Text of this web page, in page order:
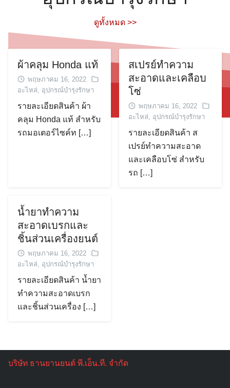
Search
for:
Search
ดูทั้งหมด >>
ผ้าคลุม Honda แท้
พฤษภาคม 16, 2022
อะไหล่, อุปกรณ์บำรุงรักษา
รายละเอียดสินค้า ผ้า
คลุม Honda แท้ สำหรับ
รถมอเตอร์ไซค์ท […]
สเปรย์ทำความ
สะอาดและเคลือบ
โซ่
พฤษภาคม 16, 2022
อะไหล่, อุปกรณ์บำรุงรักษา
รายละเอียดสินค้า ส
เปรย์ทำความสะอาด
และเคลือบโซ่ สำหรับ
รถ […]
น้ำยาทำความ
สะอาดเบรกและ
ชิ้นส่วนเครื่องยนต์
พฤษภาคม 16, 2022
อะไหล่, อุปกรณ์บำรุงรักษา
รายละเอียดสินค้า น้ำยา
ทำความสะอาดเบรก
และชิ้นส่วนเครื่อง […]
บริษัท ธานยานยนต์ พี.เอ็น.ที. จำกัด